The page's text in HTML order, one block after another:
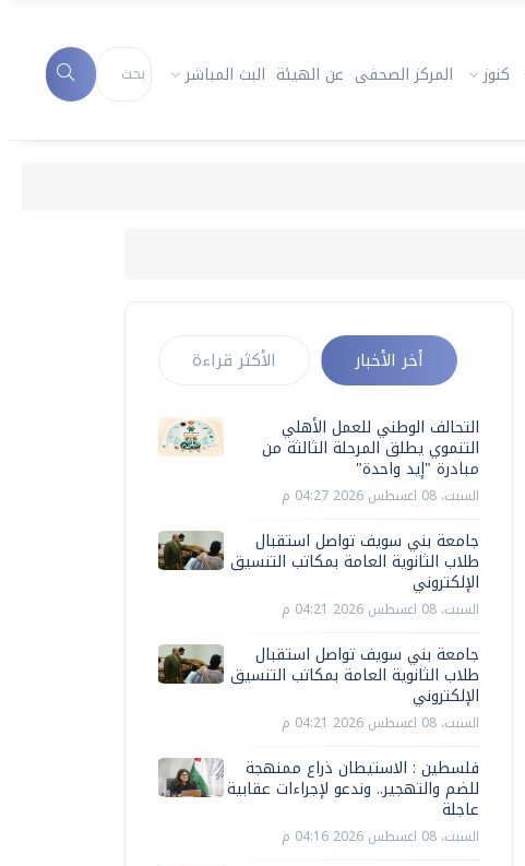
كنوز المركز الصحفى عن الهيئة البث المباشر
أخر الأخبار الأكثر قراءة
التحالف الوطني للعمل الأهلي
التنموي يطلق المرحلة الثالثة من
مبادرة "إيد واحدة"
السبت، 08 اغسطس 2026 04:27 م
جامعة بني سويف تواصل استقبال
طلاب الثانوية العامة بمكاتب التنسيق
الإلكتروني
السبت، 08 اغسطس 2026 04:21 م
جامعة بني سويف تواصل استقبال
طلاب الثانوية العامة بمكاتب التنسيق
الإلكتروني
السبت، 08 اغسطس 2026 04:21 م
فلسطين : الاستيطان ذراع ممنهجة
للضم والتهجير.. وندعو لإجراءات عقابية
عاجلة
السبت، 08 اغسطس 2026 04:16 م